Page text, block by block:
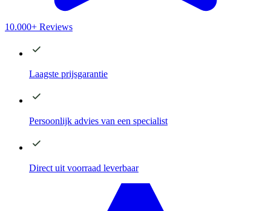
10.000+ Reviews
Laagste prijsgarantie
Persoonlijk advies van een specialist
Direct uit voorraad leverbaar